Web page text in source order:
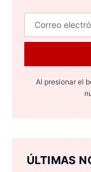
Al presionar el
ÚLTIMAS